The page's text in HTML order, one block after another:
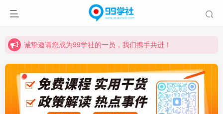
诚挚邀请您成为99学社的一员，我们携手共进！
诚挚邀请您成为99学社的一员，我们携手共进！
学习路上不孤独，99学社与你同行！分享全网优质VIP资源，炒股教程、创业教程、网络营销教程、自媒体短视频教程等，长期更新各大精品创业项目！